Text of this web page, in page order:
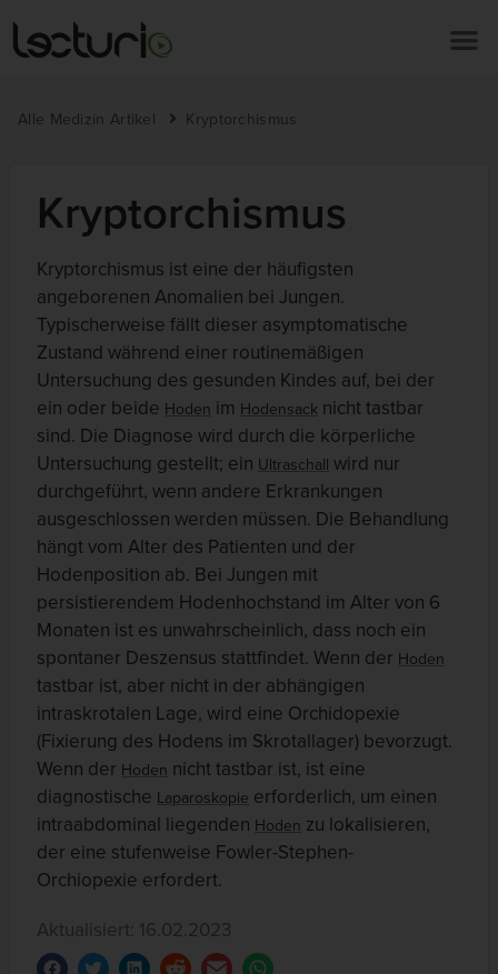
Alle Medizin Artikel Kryptorchismus
Kryptorchismus
Kryptorchismus ist eine der häufigsten
angeborenen Anomalien bei Jungen.
Typischerweise fällt dieser asymptomatische
Zustand während einer routinemäßigen
Untersuchung des gesunden Kindes auf, bei der
ein oder beide Hoden im Hodensack nicht tastbar
sind. Die Diagnose wird durch die körperliche
Untersuchung gestellt; ein Ultraschall wird nur
durchgeführt, wenn andere Erkrankungen
ausgeschlossen werden müssen. Die Behandlung
hängt vom Alter des Patienten und der
Hodenposition ab. Bei Jungen mit
persistierendem Hodenhochstand im Alter von 6
Monaten ist es unwahrscheinlich, dass noch ein
spontaner Deszensus stattfindet. Wenn der Hoden
tastbar ist, aber nicht in der abhängigen
intraskrotalen Lage, wird eine Orchidopexie
(Fixierung des Hodens im Skrotallager) bevorzugt.
Wenn der Hoden nicht tastbar ist, ist eine
diagnostische Laparoskopie erforderlich, um einen
intraabdominal liegenden Hoden zu lokalisieren,
der eine stufenweise Fowler-Stephen-
Orchiopexie erfordert.
Aktualisiert: 16.02.2023